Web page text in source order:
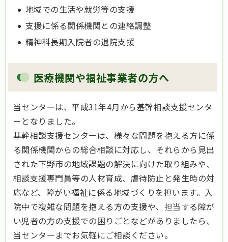
地域での生活や就労等の支援
支援に係る関係機関との連絡調整
精神科長期入院者の退院支援
医療機関や福祉事業者の方へ
当センターは、平成31年4月から基幹相談支援センタ
ーとなりました。
基幹相談支援センターは、様々な問題を抱える方に係
る関係機関からの総合相談に対応し、それらから見出
された下野市の地域課題の解決に向けた取り組みや、
相談支援専門員等の人材育成、虐待防止と発生時の対
応など、障がい福祉に係る地域づくりを担います。入
院中で複雑な問題を抱える方の支援や、担当する障が
い児者の方の支援での困りごとなどがありましたら、
当センターまでお気軽にご相談ください。